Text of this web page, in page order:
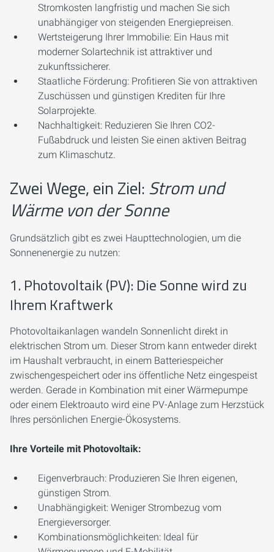
Stromkosten langfristig und machen Sie sich
unabhängiger von steigenden Energiepreisen.
Wertsteigerung Ihrer Immobilie: Ein Haus mit
moderner Solartechnik ist attraktiver und
zukunftssicherer.
Staatliche Förderung: Profitieren Sie von attraktiven
Zuschüssen und günstigen Krediten für Ihre
Solarprojekte.
Nachhaltigkeit: Reduzieren Sie Ihren CO2-
Fußabdruck und leisten Sie einen aktiven Beitrag
zum Klimaschutz.
Zwei Wege, ein Ziel:Strom und
Wärme von der Sonne
Grundsätzlich gibt es zwei Haupttechnologien, um die
Sonnenenergie zu nutzen:
1. Photovoltaik (PV): Die Sonne wird zu
Ihrem Kraftwerk
Photovoltaikanlagen wandeln Sonnenlicht direkt in
elektrischen Strom um. Dieser Strom kann entweder direkt
im Haushalt verbraucht, in einem Batteriespeicher
zwischengespeichert oder ins öffentliche Netz eingespeist
werden. Gerade in Kombination mit einer Wärmepumpe
oder einem Elektroauto wird eine PV-Anlage zum Herzstück
Ihres persönlichen Energie-Ökosystems.
Ihre Vorteile mit Photovoltaik:
Eigenverbrauch: Produzieren Sie Ihren eigenen,
günstigen Strom.
Unabhängigkeit: Weniger Strombezug vom
Energieversorger.
Kombinationsmöglichkeiten: Ideal für